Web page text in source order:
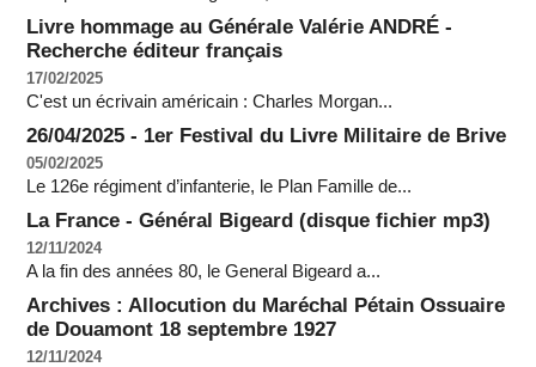
Livre hommage au Générale Valérie ANDRÉ -
Recherche éditeur français
17/02/2025
C'est un écrivain américain : Charles Morgan...
26/04/2025 - 1er Festival du Livre Militaire de Brive
05/02/2025
Le 126e régiment d’infanterie, le Plan Famille de...
La France - Général Bigeard (disque fichier mp3)
12/11/2024
A la fin des années 80, le General Bigeard a...
Archives : Allocution du Maréchal Pétain Ossuaire
de Douamont 18 septembre 1927
12/11/2024